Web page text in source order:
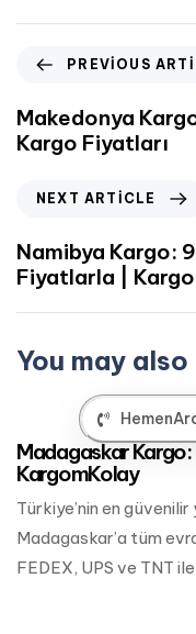
PREVIOUS
Makedonya
Kargo Fiyatları
NEXT ARTICLE
Namibya Kargo:
Fiyatlarla |
You may
Mart 24, 2023
Madagaskar Kargo:
KargomKolay
Türkiye’nin en
Madagaskar’a tüm
FEDEX, UPS ve TNT